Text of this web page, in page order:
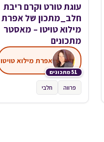
עוגת טורט וקרם ריבת
חלב_מתכון של אפרת
מילוא טויטו – מאסטר
מתכונים
51 מתכונים
אפרת מילוא טויטו
פרווה חלבי